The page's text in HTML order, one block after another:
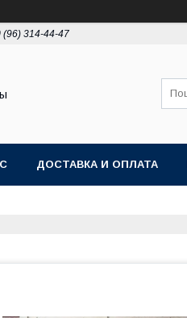
(96) 314-44-47
ДОСТАВКА И ОПЛАТА